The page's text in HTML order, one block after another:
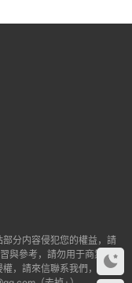
分内容侵犯您的權益，請
與參考，請勿用于商業用
，請來信聯系我們，我們